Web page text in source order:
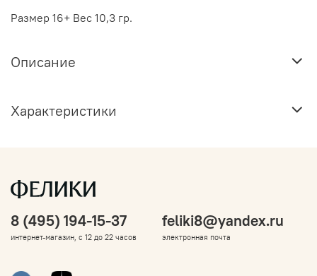
Размер 16+ Вес 10,3 гр.
Описание
Характеристики
8 (495) 194-15-37
интернет-магазин, с 12 до 22 часов
feliki8@yandex.ru
электронная почта